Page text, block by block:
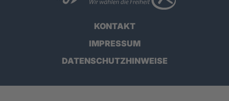
KONTAKT
IMPRESSUM
DATENSCHUTZHINWEISE